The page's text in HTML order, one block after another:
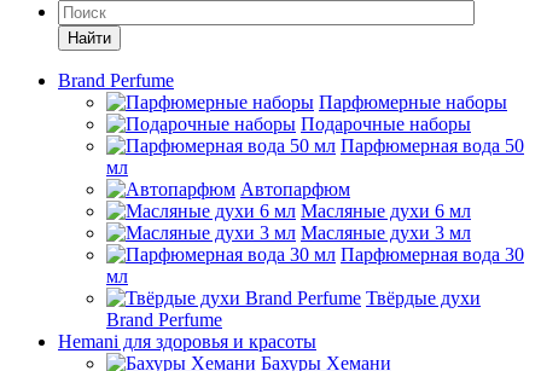
Найти
Brand Perfume
Парфюмерные наборы
Подарочные наборы
Парфюмерная вода 50
мл
Автопарфюм
Масляные духи 6 мл
Масляные духи 3 мл
Парфюмерная вода 30
мл
Твёрдые духи
Brand Perfume
Hemani для здоровья и красоты
Бахуры Хемани